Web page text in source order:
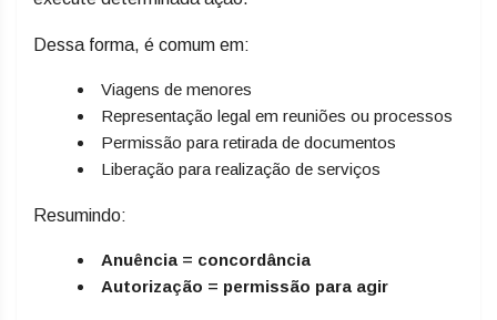
Dessa forma, é comum em:
Viagens de menores
Representação legal em reuniões ou processos
Permissão para retirada de documentos
Liberação para realização de serviços
Resumindo:
Anuência = concordância
Autorização = permissão para agir